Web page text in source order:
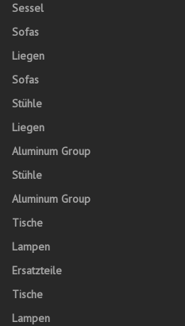
Sessel
Sofas
Liegen
Sofas
Stühle
Liegen
Aluminum Group
Stühle
Aluminum Group
Tische
Lampen
Ersatzteile
Tische
Lampen